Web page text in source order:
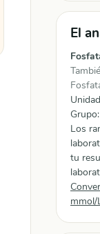
El
Grupo:
Los
tu
mmol/